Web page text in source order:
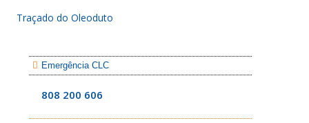
Traçado do Oleoduto
Emergência CLC
808 200 606